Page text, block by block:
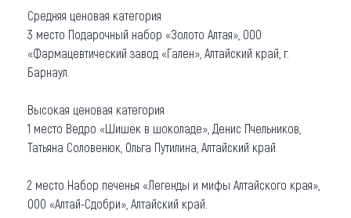
Средняя ценовая категория
3 место Подарочный набор «Золото Алтая», ООО
«Фармацевтический завод «Гален», Алтайский край, г.
Барнаул.
Высокая ценовая категория
1 место Ведро «Шишек в шоколаде», Денис Пчельников,
Татьяна Соловенюк, Ольга Путилина, Алтайский край.
2 место Набор печенья «Легенды и мифы Алтайского края»,
ООО «Алтай-Сдобри», Алтайский край.